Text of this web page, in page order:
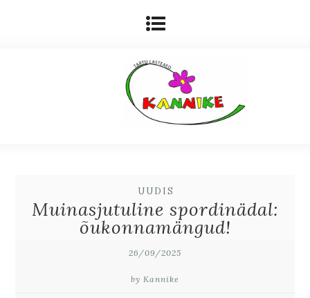
UUDIS
Muinasjutuline spordinädal:
õukonnamängud!
26/09/2025
by Kannike